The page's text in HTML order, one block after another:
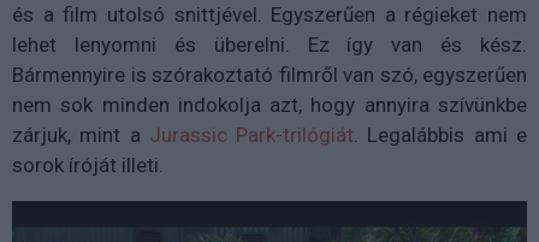
és a film utolsó snittjével. Egyszerűen a régieket nem
lehet lenyomni és überelni. Ez így van és kész.
Bármennyire is szórakoztató filmről van szó, egyszerűen
nem sok minden indokolja azt, hogy annyira szívünkbe
zárjuk, mint a Jurassic Park-trilógiát . Legalábbis ami e
sorok íróját illeti.